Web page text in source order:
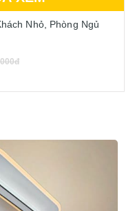
Nhỏ, Phòng Ngủ